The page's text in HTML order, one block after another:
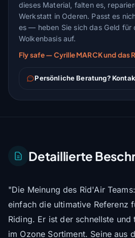
dieses Material, falten es,
Werkstatt in Oderen. Passt es
es — heben Sie sich das Geld für
Wolkenbasis auf.
Fly safe — Cyrille MARCK und das
Persönliche Beratung?
Detaillierte
"Die Meinung des Rid'Air
einfach die ultimative Referenz
Riding. Er ist der schnellste und
im Ozone Sortiment. Seine aus